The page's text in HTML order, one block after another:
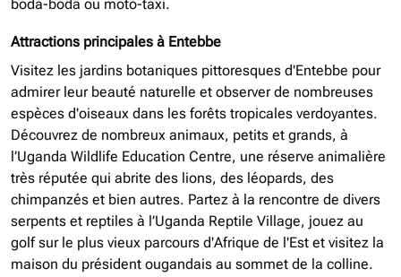
boda-boda ou moto-taxi.
Attractions principales à Entebbe
Visitez les jardins botaniques pittoresques d'Entebbe pour
admirer leur beauté naturelle et observer de nombreuses
espèces d'oiseaux dans les forêts tropicales verdoyantes.
Découvrez de nombreux animaux, petits et grands, à
l’Uganda Wildlife Education Centre, une réserve animalière
très réputée qui abrite des lions, des léopards, des
chimpanzés et bien autres. Partez à la rencontre de divers
serpents et reptiles à l’Uganda Reptile Village, jouez au
golf sur le plus vieux parcours d'Afrique de l'Est et visitez la
maison du président ougandais au sommet de la colline.